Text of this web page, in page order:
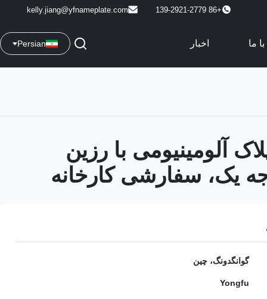
+86 139-2921-2779
kelly.jiang@yfnameplate.com
ما اخبار Persian
آلومینیومی با رزین
یک، سفارشی کارخانه
گوانگدونگ، چین
Yongfu